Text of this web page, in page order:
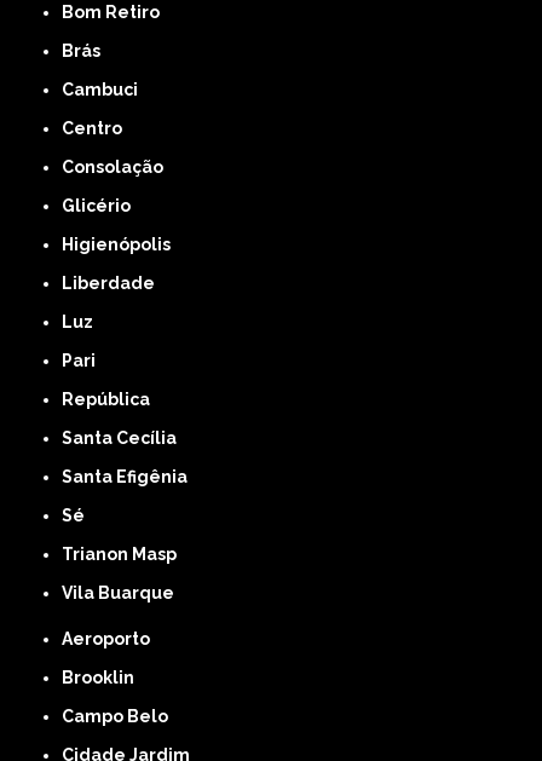
Bom Retiro
Brás
Cambuci
Centro
Consolação
Glicério
Higienópolis
Liberdade
Luz
Pari
República
Santa Cecília
Santa Efigênia
Sé
Trianon Masp
Vila Buarque
Aeroporto
Brooklin
Campo Belo
Cidade Jardim